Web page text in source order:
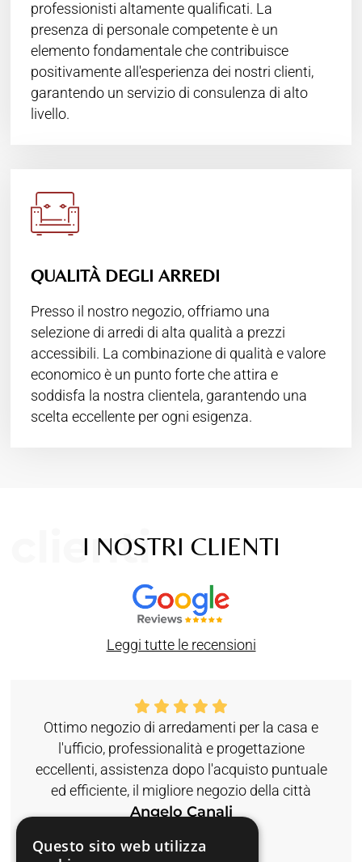
professionisti altamente qualificati. La
presenza di personale competente è un
elemento fondamentale che contribuisce
positivamente all'esperienza dei nostri clienti,
garantendo un servizio di consulenza di alto
livello.
QUALITÀ DEGLI ARREDI
Presso il nostro negozio, offriamo una
selezione di arredi di alta qualità a prezzi
accessibili. La combinazione di qualità e valore
economico è un punto forte che attira e
soddisfa la nostra clientela, garantendo una
scelta eccellente per ogni esigenza.
clienti
I NOSTRI CLIENTI
Leggi tutte le recensioni
Ottimo negozio di arredamenti per la casa e
l'ufficio, professionalità e progettazione
eccellenti, assistenza dopo l'acquisto puntuale
ed efficiente, il migliore negozio della città
Angelo Canali
Questo sito web utilizza